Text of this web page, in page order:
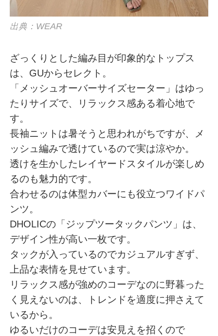
出典：WEAR
ざっくりとした編み目が印象的なトップス
は、GUからセレクト。
「メッシュオーバーサイズセーター」はゆっ
たりサイズで、リラックス感ある着心地で
す。
長袖ニットは暑そうと思われがちですが、メ
ッシュ編みで透けているので実は涼やか。
透けを生かしたレイヤードスタイルが楽しめ
るのも魅力的です。
合わせるのは体型カバーにも役立つワイドパ
ンツ。
DHOLICの「ジップツータックパンツ」は、
デザイン性が高い一枚です。
タックが入っているのでカジュアルすぎず、
上品な表情を見せています。
リラックス感が強めのコーデなのに野暮った
く見えないのは、トレンドを適度に押さえて
いるから。
ゆるいだけのコーデは安見えを招くので